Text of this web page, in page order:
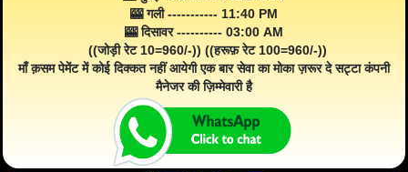
🎰 गली ----------- 11:40 PM
🎰 दिसावर ---------- 03:00 AM
((जोड़ी रेट 10=960/-)) ((हरूफ़ रेट 100=960/-))
माँ क़सम पेमेंट में कोई दिक्कत नहीं आयेगी एक बार सेवा का मोका ज़रूर दे सट्टा कंपनी
मैनेजर की ज़िम्मेवारी है